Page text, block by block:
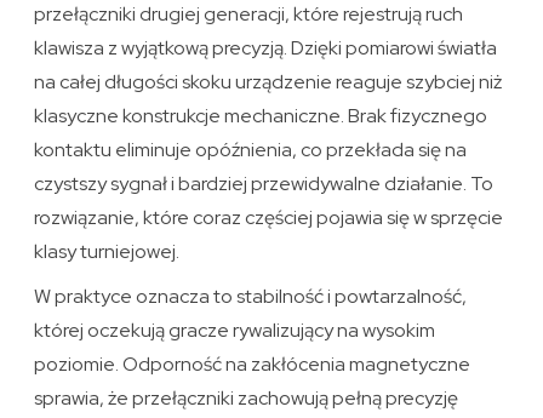
przełączniki drugiej generacji, które rejestrują ruch
klawisza z wyjątkową precyzją. Dzięki pomiarowi światła
na całej długości skoku urządzenie reaguje szybciej niż
klasyczne konstrukcje mechaniczne. Brak fizycznego
kontaktu eliminuje opóźnienia, co przekłada się na
czystszy sygnał i bardziej przewidywalne działanie. To
rozwiązanie, które coraz częściej pojawia się w sprzęcie
klasy turniejowej.
W praktyce oznacza to stabilność i powtarzalność,
której oczekują gracze rywalizujący na wysokim
poziomie. Odporność na zakłócenia magnetyczne
sprawia, że przełączniki zachowują pełną precyzję